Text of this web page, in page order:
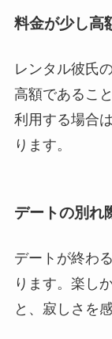
料金が少し高
レンタル彼氏
高額であるこ
利用する場合
ります。
デートの別れ
デートが終わ
ります。楽し
と、寂しさを